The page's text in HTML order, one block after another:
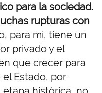
para la sociedad.
rupturas con
para mí, tiene un
privado y el
que crecer para
Estado, por
histórica, no